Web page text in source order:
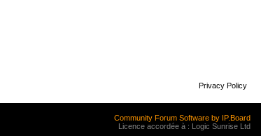
Privacy Policy
Community Forum Software by IP.Board
Licence accordée à : Logic Sunrise Ltd